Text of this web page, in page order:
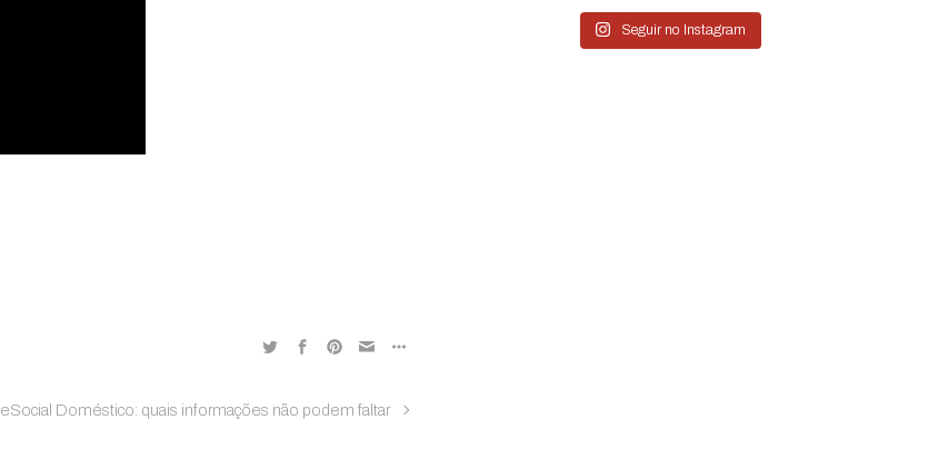
eSocial Doméstico: quais informações não podem faltar
Seguir no Instagram